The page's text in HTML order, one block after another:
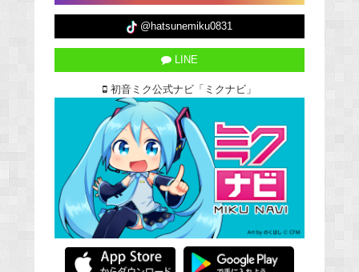
@hatsunemiku0831
LINE
初音ミク公式ナビ「ミクナビ」